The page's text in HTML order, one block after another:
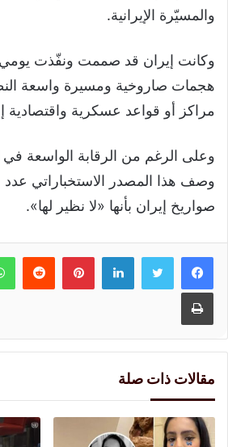
والمسيّرة الإيرانية.
وكانت إيران قد صممت ونفّذت يومي
مراكز أو قواعد عسكرية واقتصادية
وعلى الرغم من الرقابة الواسعة في
وصف هذا المصدر الاستخباراتي عدد
صواريخ إيران بأنها «لا نظير لها».
لينكدإنبينتيريست
طباعة
مقالات ذات صلة